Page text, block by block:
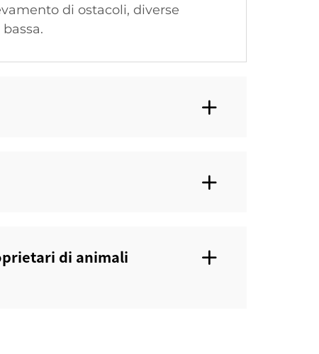
di ostacoli, diverse
di animali